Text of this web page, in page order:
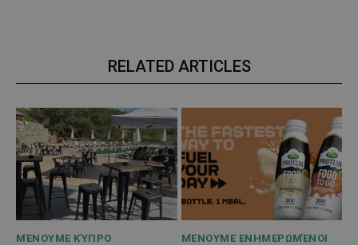
RELATED ARTICLES
ΜΈΝΟΥΜΕ ΚΎΠΡΟ ΜΈΝΟΥΜΕ ΕΝΗΜΕΡΩΜΈΝΟΙ